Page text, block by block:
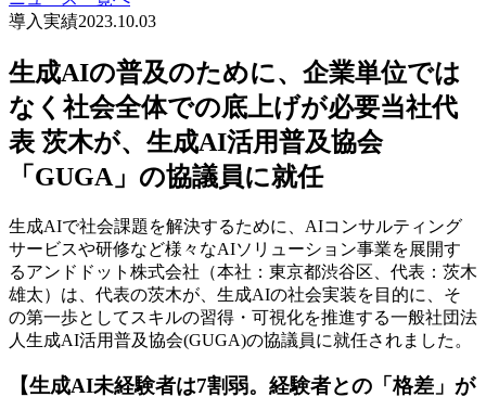
導入実績2023.10.03
生成AIの普及のために、企業単位では
なく社会全体での底上げが必要当社代
表 茨木が、生成AI活用普及協会
「GUGA」の協議員に就任
生成AIで社会課題を解決するために、AIコンサルティング
サービスや研修など様々なAIソリューション事業を展開す
るアンドドット株式会社（本社：東京都渋谷区、代表：茨木
雄太）は、代表の茨木が、生成AIの社会実装を目的に、そ
の第一歩としてスキルの習得・可視化を推進する一般社団法
人生成AI活用普及協会(GUGA)の協議員に就任されました。
【生成AI未経験者は7割弱。経験者との「格差」が